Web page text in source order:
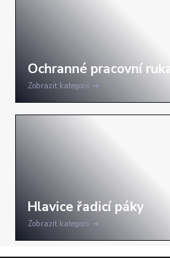
Zobrazit kategorii
Zobrazit kategorii